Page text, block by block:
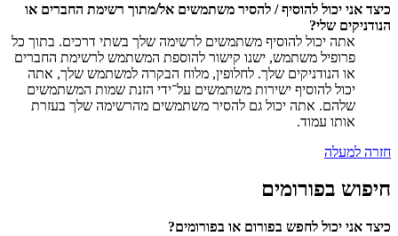
כיצד אני יכול להוסיף / להסיר משתמשים אל/מתוך רשימת החברים או
הנודניקים שלי?
אתה יכול להוסיף משתמשים לרשימה שלך בשתי דרכים. בתוך כל
פרופיל משתמש, ישנו קישור להוספת המשתמש לרשימת החברים
או הנודניקים שלך. לחלופין, מלוח הבקרה למשתמש שלך, אתה
יכול להוסיף ישירות משתמשים על־ידי הזנת שמות המשתמשים
שלהם. אתה יכול גם להסיר משתמשים מהרשימה שלך בעזרת
אותו עמוד.
חזרה למעלה
חיפוש בפורומים
כיצד אני יכול לחפש בפורום או בפורומים?